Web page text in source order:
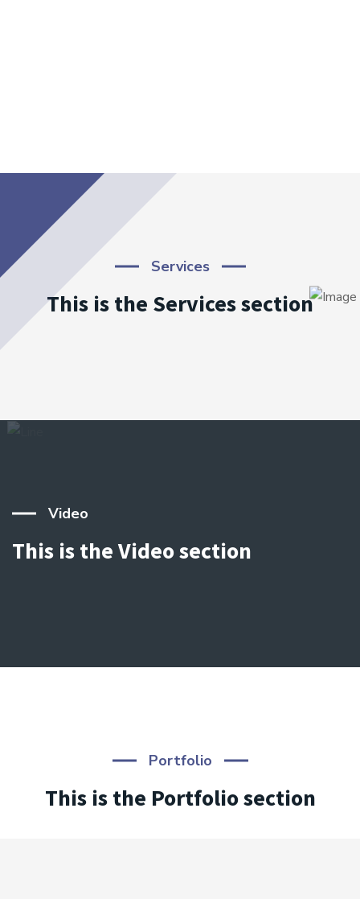
Services
This is the Services section
Video
This is the Video section
Portfolio
This is the Portfolio section